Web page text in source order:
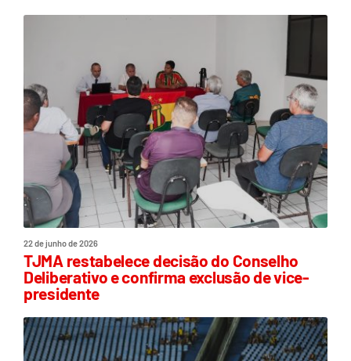
22 de junho de 2026
TJMA restabelece decisão do Conselho
Deliberativo e confirma exclusão de vice-
presidente